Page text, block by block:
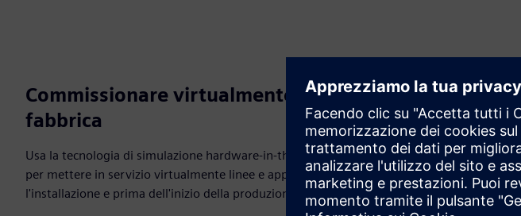
Commissionare virtualmente le linee di produzione in
fabbrica
Usa la tecnologia di simulazione hardware-in-the-loop (HiL) e software-in-the-loop (SiL)
per mettere in servizio virtualmente linee e apparecchiature di assemblaggio durante
l'installazione e prima dell'inizio della produzione.